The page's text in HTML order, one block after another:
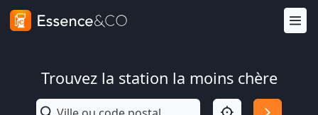
Trouvez la station la moins chère